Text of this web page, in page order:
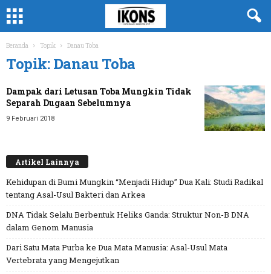
Beranda Topik Danau Toba
Topik: Danau Toba
Dampak dari Letusan Toba Mungkin Tidak
Separah Dugaan Sebelumnya
9 Februari 2018
Artikel Lainnya
Kehidupan di Bumi Mungkin “Menjadi Hidup” Dua Kali: Studi Radikal
tentang Asal-Usul Bakteri dan Arkea
DNA Tidak Selalu Berbentuk Heliks Ganda: Struktur Non-B DNA
dalam Genom Manusia
Dari Satu Mata Purba ke Dua Mata Manusia: Asal-Usul Mata
Vertebrata yang Mengejutkan